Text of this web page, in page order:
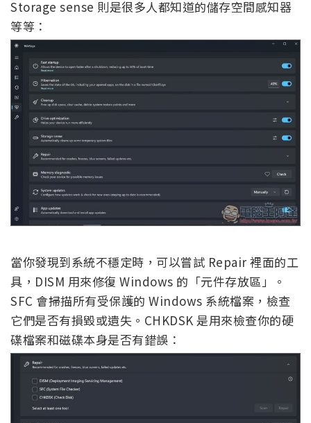
Storage sense 則是很多人都知道的儲存空間感知器
等等：
當你發現到系統不穩定時，可以嘗試 Repair 裡面的工
具，DISM 用來修復 Windows 的「元件存放區」。
SFC 會掃描所有受保護的 Windows 系統檔案，檢查
它們是否有損毀或遺失。CHKDSK 是用來檢查你的硬
碟檔案和磁碟本身是否有錯誤：